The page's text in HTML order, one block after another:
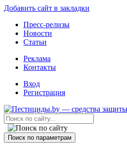
Добавить сайт в закладки
Пресс-релизы
Новости
Статьи
Реклама
Контакты
Вход
Регистрация
Поиск по параметрам